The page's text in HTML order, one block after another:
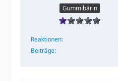
Gummibärin
Reaktionen
Beiträge